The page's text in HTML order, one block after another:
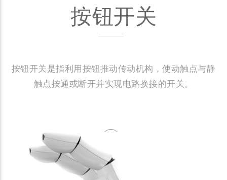
按钮开关
按钮开关是指利用按钮推动传动机构，使动触点与静
触点按通或断开并实现电路换接的开关。